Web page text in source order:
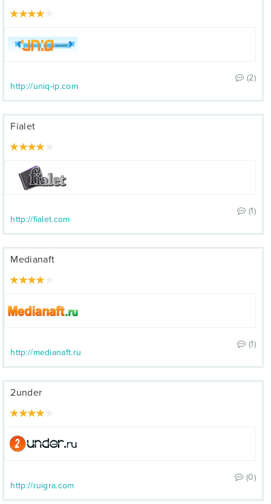
(2)
http://uniq-ip.com
Fialet
(1)
http://fialet.com
Medianaft
(1)
http://medianaft.ru
2under
(0)
http://ruigra.com